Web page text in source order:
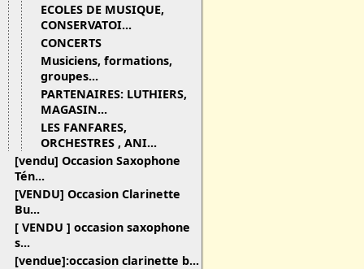
ECOLES DE MUSIQUE,
CONSERVATOI...
CONCERTS
Musiciens, formations,
groupes...
PARTENAIRES: LUTHIERS,
MAGASIN...
LES FANFARES,
ORCHESTRES , ANI...
[vendu] Occasion Saxophone
Tén...
[VENDU] Occasion Clarinette
Bu...
[ VENDU ] occasion saxophone
s...
[vendue]:occasion clarinette b...